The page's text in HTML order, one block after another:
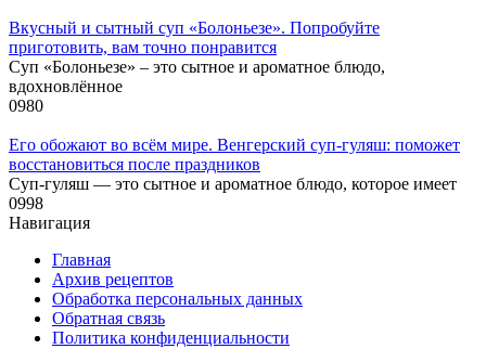
Вкусный и сытный cуп «Болоньезе». Попробуйте
приготовить, вам точно понравится
Суп «Болоньезе» – это сытное и ароматное блюдо,
вдохновлённое
0980
Его обожают во всём мире. Венгерский суп-гуляш: поможет
восстановиться после праздников
Суп-гуляш — это сытное и ароматное блюдо, которое имеет
0998
Навигация
Главная
Архив рецептов
Обработка персональных данных
Обратная связь
Политика конфиденциальности